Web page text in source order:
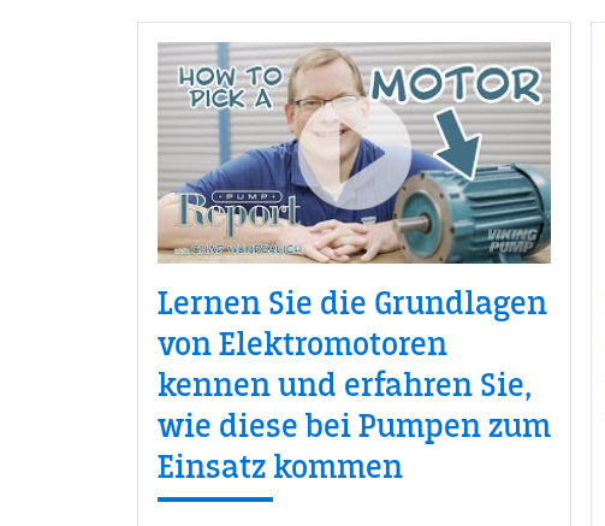
Lernen Sie die Grundlagen
von Elektromotoren
kennen und erfahren Sie,
wie diese bei Pumpen zum
Einsatz kommen